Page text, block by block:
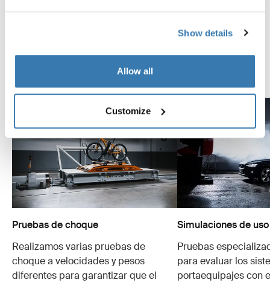
Show details
Allow all
Customize
contamos algunas de las tantas pruebas que
Explora el Thule Test Center
Pruebas de choque
Realizamos varias pruebas de
choque a velocidades y pesos
diferentes para garantizar que el
Simulaciones de
Pruebas
para evaluar los
portaequipajes con